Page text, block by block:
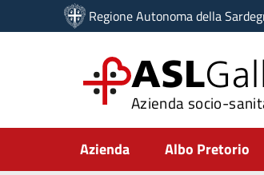
Vai ai contenuti
Vai al menu di navigazione
Regione Autonoma della
ASL
Azienda socio-
Submenu
Azienda Albo Pretorio